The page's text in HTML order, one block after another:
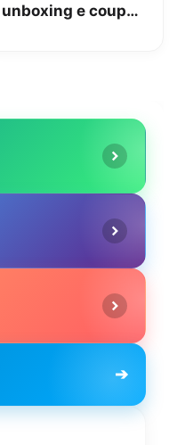
unboxing e coupon
➔